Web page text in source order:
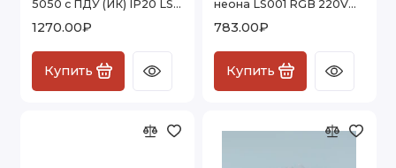
5050 с ПДУ (ИК) IP20 LSC
1270.00₽
Купить
неона LS001 RGB 220V
783.00₽
Купить